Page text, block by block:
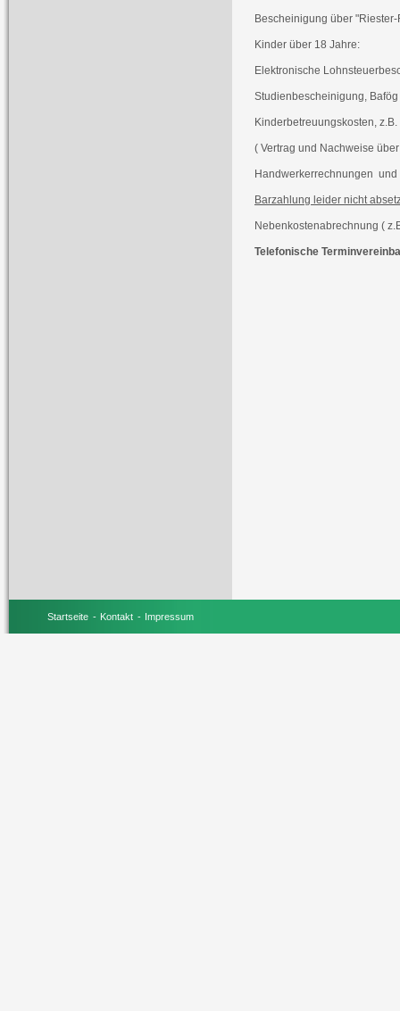
Bescheinigung über
Kinder über 18 Jahre:
Elektronische
Studienbescheinigung,
Kinderbetreuungskosten,
( Vertrag und Nachweise
Handwerkerrechnungen
Barzahlung leider nicht
Nebenkostenabrechnung (
Telefonische
Startseite Kontakt Impressum